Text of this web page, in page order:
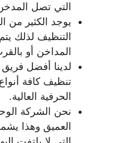
التي تصل
يوجد الكثير من
التنظيف لذلك
المداخن أو
لدينا أفضل
تنظيف كافة
الحرفية العالية.
نحن الشركة
العميق وهذا